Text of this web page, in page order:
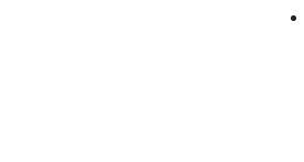
A sua casa já evitou um